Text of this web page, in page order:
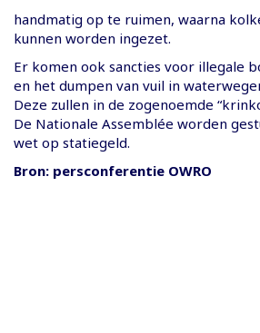
handmatig op te ruimen, waarna
kunnen worden ingezet.
Er komen ook sancties voor illegale
en het dumpen van vuil in
Deze zullen in de zogenoemde
De Nationale Assemblée worden
wet op statiegeld.
Bron: persconferentie OWRO